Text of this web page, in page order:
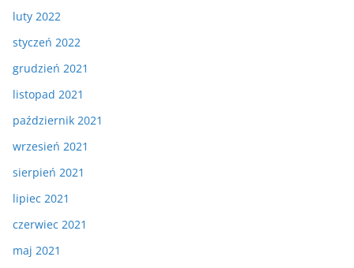
luty 2022
styczeń 2022
grudzień 2021
listopad 2021
październik 2021
wrzesień 2021
sierpień 2021
lipiec 2021
czerwiec 2021
maj 2021